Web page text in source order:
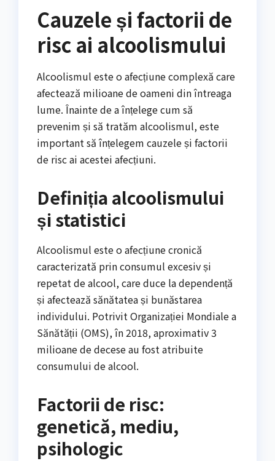
Cauzele și factorii de
risc ai alcoolismului
Alcoolismul este o afecțiune complexă care
afectează milioane de oameni din întreaga
lume. Înainte de a înțelege cum să
prevenim și să tratăm alcoolismul, este
important să înțelegem cauzele și factorii
de risc ai acestei afecțiuni.
Definiția alcoolismului
și statistici
Alcoolismul este o afecțiune cronică
caracterizată prin consumul excesiv și
repetat de alcool, care duce la dependență
și afectează sănătatea și bunăstarea
individului. Potrivit Organizației Mondiale a
Sănătății (OMS), în 2018, aproximativ 3
milioane de decese au fost atribuite
consumului de alcool.
Factorii de risc:
genetică, mediu,
psihologic